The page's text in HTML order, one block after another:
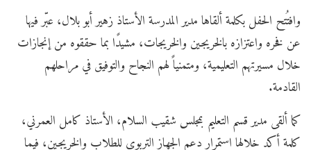
وافتُتح الحفل بكلمة ألقاها مدير المدرسة الأستاذ زهير أبو بلال، عبّر فيها
عن فخره واعتزازه بالخريجين والخريجات، مشيدًا بما حققوه من إنجازات
خلال مسيرتهم التعليمية، ومتمنياً لهم النجاح والتوفيق في مراحلهم
القادمة.
كما ألقى مدير قسم التعليم بمجلس شقيب السلام، الأستاذ كامل العمرني،
كلمة أكد خلالها استمرار دعم الجهاز التربوي للطلاب والخريجين، فيما